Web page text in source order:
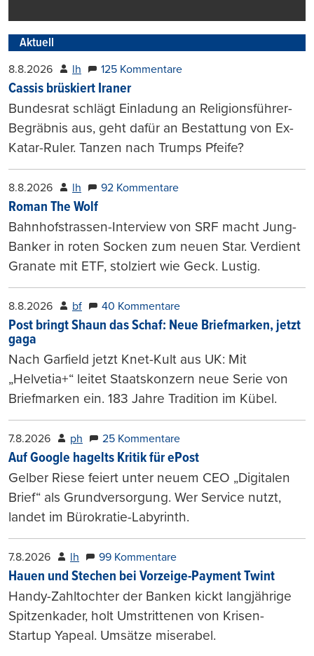
Aktuell
8.8.2026 lh 125 Kommentare
Cassis brüskiert Iraner
Bundesrat schlägt Einladung an Religionsführer-
Begräbnis aus, geht dafür an Bestattung von Ex-
Katar-Ruler. Tanzen nach Trumps Pfeife?
8.8.2026 lh 92 Kommentare
Roman The Wolf
Bahnhofstrassen-Interview von SRF macht Jung-
Banker in roten Socken zum neuen Star. Verdient
Granate mit ETF, stolziert wie Geck. Lustig.
8.8.2026 bf 40 Kommentare
Post bringt Shaun das Schaf: Neue Briefmarken, jetzt
gaga
Nach Garfield jetzt Knet-Kult aus UK: Mit
„Helvetia+“ leitet Staatskonzern neue Serie von
Briefmarken ein. 183 Jahre Tradition im Kübel.
7.8.2026 ph 25 Kommentare
Auf Google hagelts Kritik für ePost
Gelber Riese feiert unter neuem CEO „Digitalen
Brief“ als Grundversorgung. Wer Service nutzt,
landet im Bürokratie-Labyrinth.
7.8.2026 lh 99 Kommentare
Hauen und Stechen bei Vorzeige-Payment Twint
Handy-Zahltochter der Banken kickt langjährige
Spitzenkader, holt Umstrittenen von Krisen-
Startup Yapeal. Umsätze miserabel.